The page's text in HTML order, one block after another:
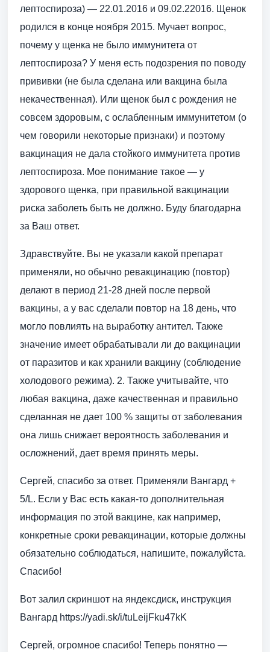
лептоспироза) — 22.01.2016 и 09.02.22016. Щенок
родился в конце ноября 2015. Мучает вопрос,
почему у щенка не было иммунитета от
лептоспироза? У меня есть подозрения по поводу
прививки (не была сделана или вакцина была
некачественная). Или щенок был с рождения не
совсем здоровым, с ослабленным иммунитетом (о
чем говорили некоторые признаки) и поэтому
вакцинация не дала стойкого иммунитета против
лептоспироза. Мое понимание такое — у
здорового щенка, при правильной вакцинации
риска заболеть быть не должно. Буду благодарна
за Ваш ответ.
Здравствуйте. Вы не указали какой препарат
применяли, но обычно ревакцинацию (повтор)
делают в период 21-28 дней после первой
вакцины, а у вас сделали повтор на 18 день, что
могло повлиять на выработку антител. Также
значение имеет обрабатывали ли до вакцинации
от паразитов и как хранили вакцину (соблюдение
холодового режима). 2. Также учитывайте, что
любая вакцина, даже качественная и правильно
сделанная не дает 100 % защиты от заболевания
она лишь снижает вероятность заболевания и
осложнений, дает время принять меры.
Сергей, спасибо за ответ. Применяли Вангард +
5/L. Если у Вас есть какая-то дополнительная
информация по этой вакцине, как например,
конкретные сроки ревакцинации, которые должны
обязательно соблюдаться, напишите, пожалуйста.
Спасибо!
Вот залил скриншот на яндексдиск, инструкция
Вангард https://yadi.sk/i/tuLeijFku47kK
Сергей, огромное спасибо! Теперь понятно —